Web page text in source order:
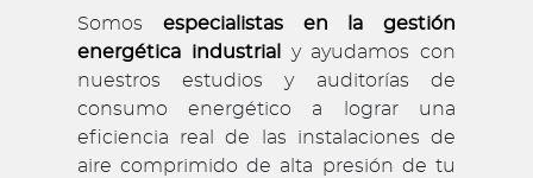
Somos especialistas en la gestión
energética industrial
y ayudamos con
nuestros estudios y auditorías de
consumo energético a lograr una
eficiencia real de las instalaciones de
aire comprimido de alta presión de tu